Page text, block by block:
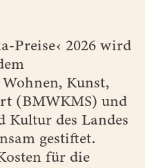
Preise‹ 2026 wird
Kunst,
(BMWKMS) und
Kultur des Landes
gestiftet.
für die